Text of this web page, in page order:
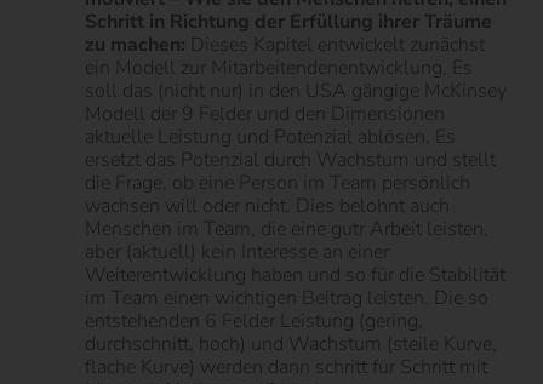
Schritt in Richtung der Erfüllung ihrer Träume
zu machen: Dieses Kapitel entwickelt zunächst
ein Modell zur Mitarbeitendenentwicklung. Es
soll das (nicht nur) in den USA gängige McKinsey
Modell der 9 Felder und den Dimensionen
aktuelle Leistung und Potenzial ablösen. Es
ersetzt das Potenzial durch Wachstum und stellt
die Frage, ob eine Person im Team persönlich
wachsen will oder nicht. Dies belohnt auch
Menschen im Team, die eine gutr Arbeit leisten,
aber (aktuell) kein Interesse an einer
Weiterentwicklung haben und so für die Stabilität
im Team einen wichtigen Beitrag leisten. Die so
entstehenden 6 Felder Leistung (gering,
durchschnitt, hoch) und Wachstum (steile Kurve,
flache Kurve) werden dann schritt für Schritt mit